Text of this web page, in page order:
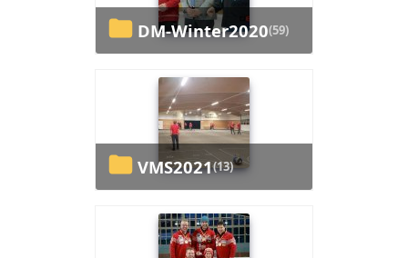
DM-Winter2020(59)
VMS2021(13)